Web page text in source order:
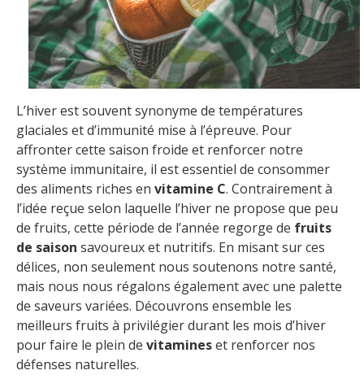
L’hiver est souvent synonyme de températures
glaciales et d’immunité mise à l’épreuve. Pour
affronter cette saison froide et renforcer notre
système immunitaire, il est essentiel de consommer
des aliments riches en vitamine C. Contrairement à
l’idée reçue selon laquelle l’hiver ne propose que peu
de fruits, cette période de l’année regorge de fruits
de saison savoureux et nutritifs. En misant sur ces
délices, non seulement nous soutenons notre santé,
mais nous nous régalons également avec une palette
de saveurs variées. Découvrons ensemble les
meilleurs fruits à privilégier durant les mois d’hiver
pour faire le plein de vitamineset renforcer nos
défenses naturelles.